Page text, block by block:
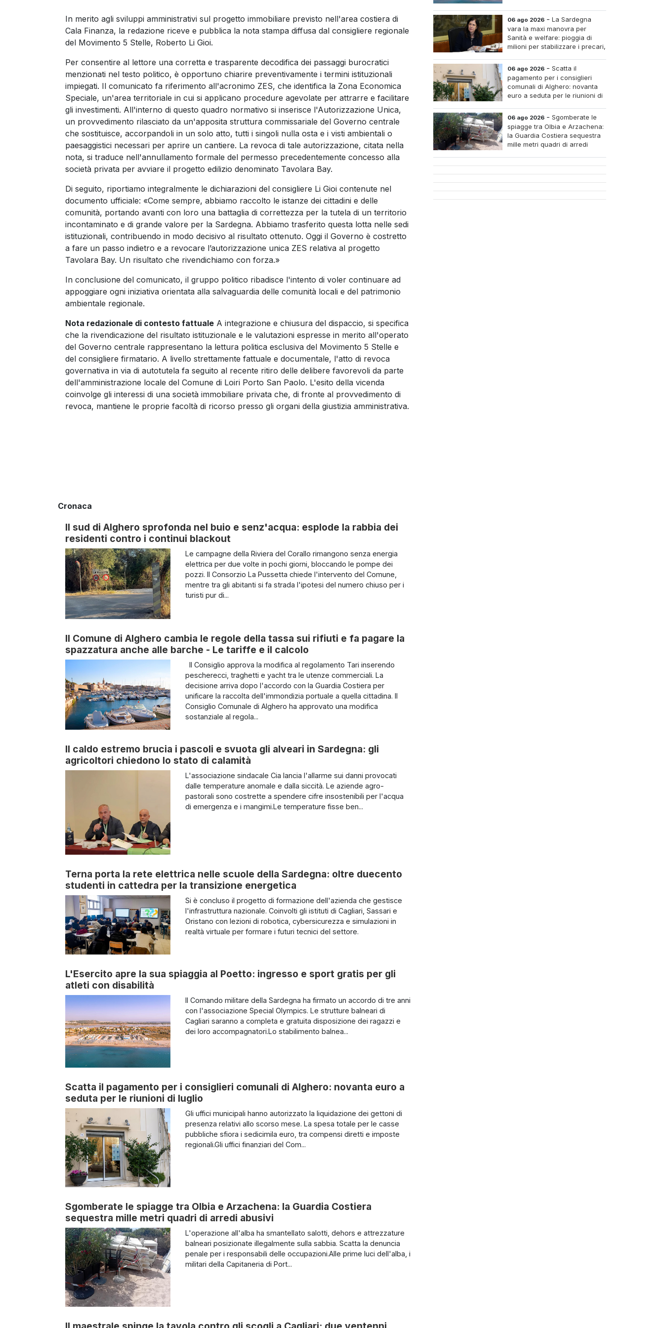
In merito agli sviluppi amministrativi sul progetto immobiliare previsto nell'area costiera di
Cala Finanza, la redazione riceve e pubblica la nota stampa diffusa dal consigliere regionale
del Movimento 5 Stelle, Roberto Li Gioi.
Per consentire al lettore una corretta e trasparente decodifica dei passaggi burocratici
menzionati nel testo politico, è opportuno chiarire preventivamente i termini istituzionali
impiegati. Il comunicato fa riferimento all'acronimo ZES, che identifica la Zona Economica
Speciale, un'area territoriale in cui si applicano procedure agevolate per attrarre e facilitare
gli investimenti. All'interno di questo quadro normativo si inserisce l'Autorizzazione Unica,
un provvedimento rilasciato da un'apposita struttura commissariale del Governo centrale
che sostituisce, accorpandoli in un solo atto, tutti i singoli nulla osta e i visti ambientali o
paesaggistici necessari per aprire un cantiere. La revoca di tale autorizzazione, citata nella
nota, si traduce nell'annullamento formale del permesso precedentemente concesso alla
società privata per avviare il progetto edilizio denominato Tavolara Bay.
Di seguito, riportiamo integralmente le dichiarazioni del consigliere Li Gioi contenute nel
documento ufficiale: «Come sempre, abbiamo raccolto le istanze dei cittadini e delle
comunità, portando avanti con loro una battaglia di correttezza per la tutela di un territorio
incontaminato e di grande valore per la Sardegna. Abbiamo trasferito questa lotta nelle sedi
istituzionali, contribuendo in modo decisivo al risultato ottenuto. Oggi il Governo è costretto
a fare un passo indietro e a revocare l’autorizzazione unica ZES relativa al progetto
Tavolara Bay. Un risultato che rivendichiamo con forza.»
In conclusione del comunicato, il gruppo politico ribadisce l'intento di voler continuare ad
appoggiare ogni iniziativa orientata alla salvaguardia delle comunità locali e del patrimonio
ambientale regionale.
Nota redazionale di contesto fattuale A integrazione e chiusura del dispaccio, si specifica
che la rivendicazione del risultato istituzionale e le valutazioni espresse in merito all'operato
del Governo centrale rappresentano la lettura politica esclusiva del Movimento 5 Stelle e
del consigliere firmatario. A livello strettamente fattuale e documentale, l'atto di revoca
governativa in via di autotutela fa seguito al recente ritiro delle delibere favorevoli da parte
dell'amministrazione locale del Comune di Loiri Porto San Paolo. L'esito della vicenda
coinvolge gli interessi di una società immobiliare privata che, di fronte al provvedimento di
revoca, mantiene le proprie facoltà di ricorso presso gli organi della giustizia amministrativa.
Cronaca
Il sud di Alghero sprofonda nel buio e senz'acqua: esplode la rabbia dei
residenti contro i continui blackout
Le campagne della Riviera del Corallo rimangono senza energia
elettrica per due volte in pochi giorni, bloccando le pompe dei
pozzi. Il Consorzio La Pussetta chiede l'intervento del Comune,
mentre tra gli abitanti si fa strada l'ipotesi del numero chiuso per i
turisti pur di...
Il Comune di Alghero cambia le regole della tassa sui rifiuti e fa pagare la
spazzatura anche alle barche - Le tariffe e il calcolo
Il Consiglio approva la modifica al regolamento Tari inserendo
pescherecci, traghetti e yacht tra le utenze commerciali. La
decisione arriva dopo l'accordo con la Guardia Costiera per
unificare la raccolta dell'immondizia portuale a quella cittadina. Il
Consiglio Comunale di Alghero ha approvato una modifica
sostanziale al regola...
Il caldo estremo brucia i pascoli e svuota gli alveari in Sardegna: gli
agricoltori chiedono lo stato di calamità
L'associazione sindacale Cia lancia l'allarme sui danni provocati
dalle temperature anomale e dalla siccità. Le aziende agro-
pastorali sono costrette a spendere cifre insostenibili per l'acqua
di emergenza e i mangimi.Le temperature fisse ben...
Terna porta la rete elettrica nelle scuole della Sardegna: oltre duecento
studenti in cattedra per la transizione energetica
Si è concluso il progetto di formazione dell'azienda che gestisce
l'infrastruttura nazionale. Coinvolti gli istituti di Cagliari, Sassari e
Oristano con lezioni di robotica, cybersicurezza e simulazioni in
realtà virtuale per formare i futuri tecnici del settore.
L'Esercito apre la sua spiaggia al Poetto: ingresso e sport gratis per gli
atleti con disabilità
Il Comando militare della Sardegna ha firmato un accordo di tre anni
con l'associazione Special Olympics. Le strutture balneari di
Cagliari saranno a completa e gratuita disposizione dei ragazzi e
dei loro accompagnatori.Lo stabilimento balnea...
Scatta il pagamento per i consiglieri comunali di Alghero: novanta euro a
seduta per le riunioni di luglio
Gli uffici municipali hanno autorizzato la liquidazione dei gettoni di
presenza relativi allo scorso mese. La spesa totale per le casse
pubbliche sfiora i sedicimila euro, tra compensi diretti e imposte
regionali.Gli uffici finanziari del Com...
Sgomberate le spiagge tra Olbia e Arzachena: la Guardia Costiera
sequestra mille metri quadri di arredi abusivi
L'operazione all'alba ha smantellato salotti, dehors e attrezzature
balneari posizionate illegalmente sulla sabbia. Scatta la denuncia
penale per i responsabili delle occupazioni.Alle prime luci dell'alba, i
militari della Capitaneria di Port...
06 ago 2026 - La Sardegna
vara la maxi manovra per
Sanità e welfare: pioggia di
milioni per stabilizzare i precari,
centri e assumere infermieri fissi nelle case di riposo.
06 ago 2026 - Scatta il
pagamento per i consiglieri
comunali di Alghero: novanta
euro a seduta per le riunioni di
06 ago 2026 - Sgomberate le
spiagge tra Olbia e Arzachena:
la Guardia Costiera sequestra
mille metri quadri di arredi